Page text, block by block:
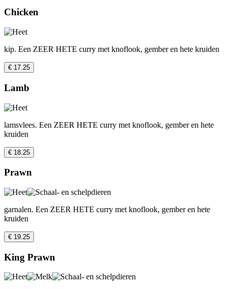
Chicken
kip. Een ZEER HETE curry met knoflook, gember en hete kruiden
€ 17.25
Lamb
lamsvlees. Een ZEER HETE curry met knoflook, gember en hete
kruiden
€ 18.25
Prawn
garnalen. Een ZEER HETE curry met knoflook, gember en hete
kruiden
€ 19.25
King Prawn